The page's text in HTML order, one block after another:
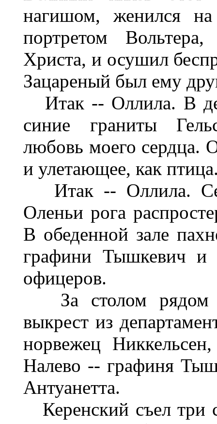
нагишом, женился на
портретом
Христа, и осушил
Зацареный был ему
Итак -- Оллила. В
синие граниты
любовь моего сердца.
и улетающее, как
Итак -- Оллила.
Оленьи рога
В обеденной зале
графини Тышкевич и
офицеров.
За столом рядом
выкрест из
норвежец
Налево -- графиня
Антуанетта.
Керенский съел три